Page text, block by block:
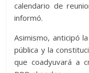
calendario de
informó.
Asimismo, anticipó
pública y la
que coadyuvará a